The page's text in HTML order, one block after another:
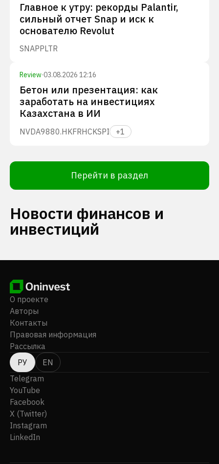
Главное к утру: рекорды Palantir,
сильный отчет Snap и иск к
основателю Revolut
SNAPPLTR
Review·03.08.2026 12:16
Бетон или презентация: как
заработать на инвестициях
Казахстана в ИИ
NVDA9880.HKFRHCKSPI +1
Перейти в раздел
Новости финансов и
инвестиций
О проекте
Авторы
Контакты
Правовая информация
Рассылка
РУ
EN
Telegram
YouTube
Facebook
X (Twitter)
Instagram
LinkedIn